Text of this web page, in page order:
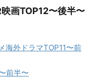
画TOP12〜後半〜
海外ドラマTOP11〜前
前半〜